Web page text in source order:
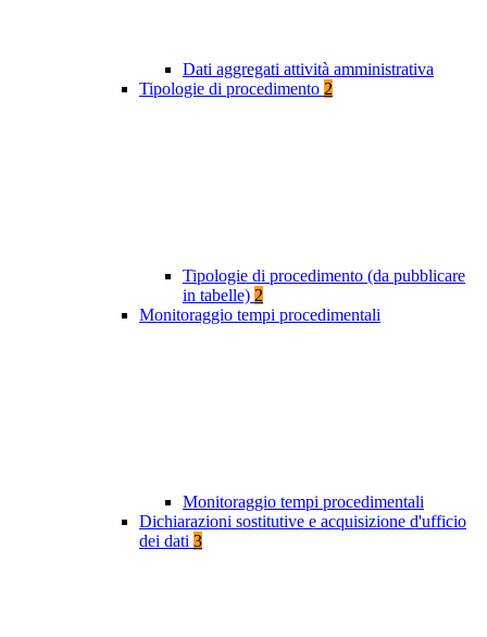
Dati aggregati attività amministrativa
Tipologie di procedimento 2
Tipologie di procedimento (da pubblicare
in tabelle) 2
Monitoraggio tempi procedimentali
Monitoraggio tempi procedimentali
Dichiarazioni sostitutive e acquisizione d'ufficio
dei dati 3